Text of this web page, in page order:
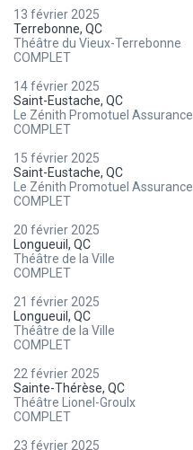
13 février 2025
Terrebonne, QC
Théâtre du Vieux-Terrebonne
COMPLET
14 février 2025
Saint-Eustache, QC
Le Zénith Promotuel Assurance
COMPLET
15 février 2025
Saint-Eustache, QC
Le Zénith Promotuel Assurance
COMPLET
20 février 2025
Longueuil, QC
Théâtre de la Ville
COMPLET
21 février 2025
Longueuil, QC
Théâtre de la Ville
COMPLET
22 février 2025
Sainte-Thérèse, QC
Théâtre Lionel-Groulx
COMPLET
23 février 2025